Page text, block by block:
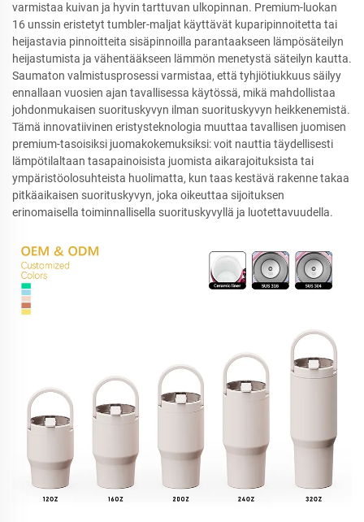
varmistaa kuivan ja hyvin tarttuvan ulkopinnan. Premium-luokan
16 unssin eristetyt tumbler-maljat käyttävät kuparipinnoitetta tai
heijastavia pinnoitteita sisäpinnoilla parantaakseen lämpösäteilyn
heijastumista ja vähentääkseen lämmön menetystä säteilyn kautta.
Saumaton valmistusprosessi varmistaa, että tyhjiötiukkuus säilyy
ennallaan vuosien ajan tavallisessa käytössä, mikä mahdollistaa
johdonmukaisen suorituskyvyn ilman suorituskyvyn heikkenemistä.
Tämä innovatiivinen eristysteknologia muuttaa tavallisen juomisen
premium-tasoisiksi juomakokemuksiksi: voit nauttia täydellisesti
lämpötilaltaan tasapainoisista juomista aikarajoituksista tai
ympäristöolosuhteista huolimatta, kun taas kestävä rakenne takaa
pitkäaikaisen suorituskyvyn, joka oikeuttaa sijoituksen
erinomaisella toiminnallisella suorituskyvyllä ja luotettavuudella.